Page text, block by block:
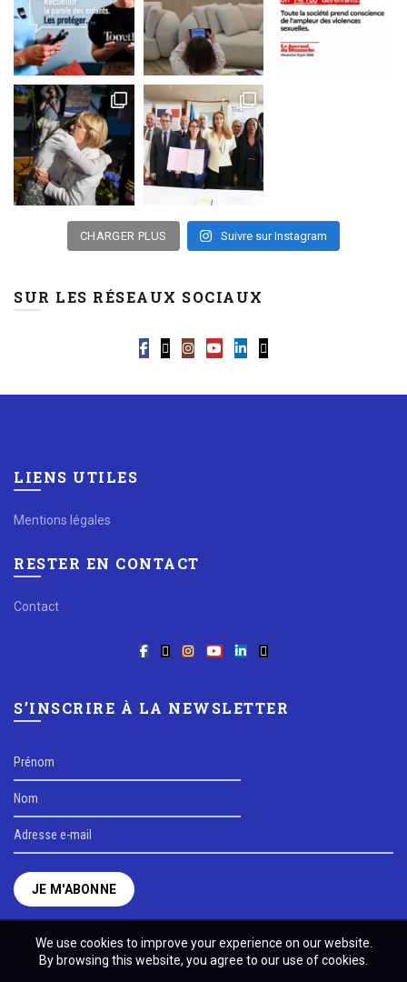
CHARGER PLUS Suivre sur Instagram
SUR LES RÉSEAUX SOCIAUX
LIENS UTILES
Mentions légales
RESTER EN CONTACT
Contact
S’INSCRIRE À LA NEWSLETTER
We use cookies to improve your experience on our website.
By browsing this website, you agree to our use of cookies.